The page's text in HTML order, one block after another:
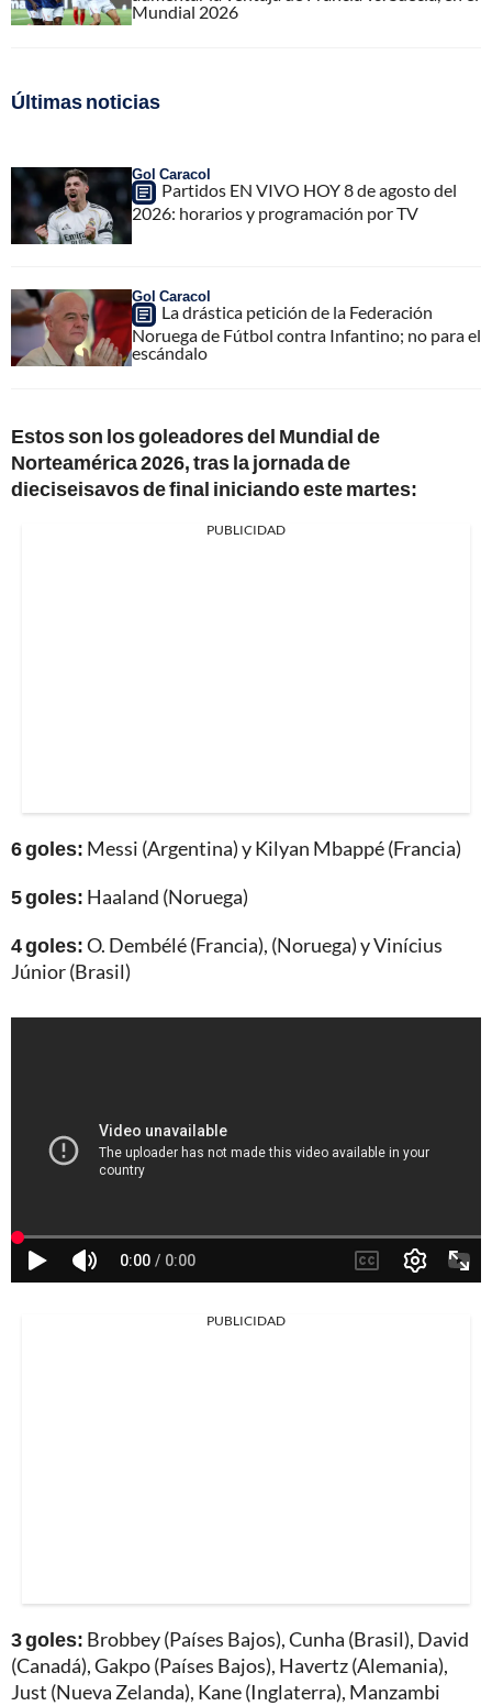
Mundial 2026
Últimas noticias
Gol Caracol
Partidos EN VIVO HOY 8 de agosto del
2026: horarios y programación por TV
Gol Caracol
La drástica petición de la Federación
Noruega de Fútbol contra Infantino; no para el
escándalo
Estos son los goleadores del Mundial de
Norteamérica 2026, tras la jornada de
dieciseisavos de final iniciando este martes:
PUBLICIDAD
6 goles: Messi (Argentina) y Kilyan Mbappé (Francia)
5 goles: Haaland (Noruega)
4 goles:O. Dembélé (Francia), (Noruega) y Vinícius
Júnior (Brasil)
PUBLICIDAD
3 goles: Brobbey (Países Bajos), Cunha (Brasil), David
(Canadá), Gakpo (Países Bajos), Havertz (Alemania),
Just (Nueva Zelanda), Kane (Inglaterra), Manzambi